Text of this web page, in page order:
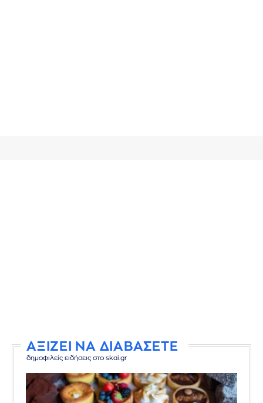
ΑΞΙΖΕΙ ΝΑ ΔΙΑΒΑΣΕΤΕ
δημοφιλείς ειδήσεις στο skai.gr